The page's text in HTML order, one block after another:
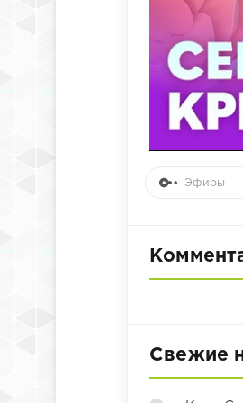
Эфиры
Свежие